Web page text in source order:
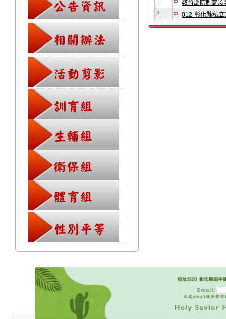
教育部防制霸
2
012-彰化縣私